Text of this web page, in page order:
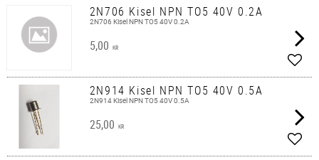
2N706 Kisel NPN TO5 40V 0.2A
2N706 Kisel NPN TO5 40V 0.2A
5,00 KR
2N914 Kisel NPN TO5 40V 0.5A
2N914 Kisel NPN TO5 40V 0.5A
25,00 KR